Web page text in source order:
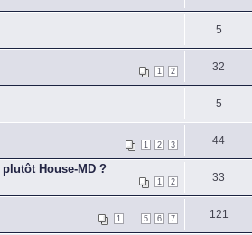
5
1 2 32
5
1 2 3 44
House-MD ?
1 2 33
1 5 6 7 121